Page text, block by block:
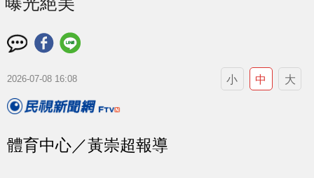
2026-07-08 16:08 小 中 大
體育中心／黃崇超報導